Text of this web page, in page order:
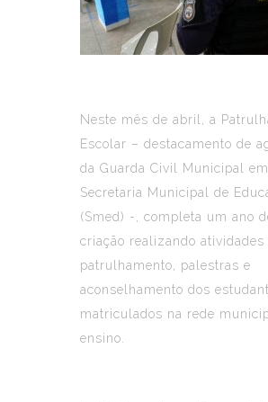
Neste mês de abril, a
Escolar – destacamento de
da Guarda Civil Municipal
Secretaria Municipal de
(Smed) -, completa um ano
criação realizando atividades
patrulhamento, palestras e
aconselhamento dos
matriculados na rede
ensino.